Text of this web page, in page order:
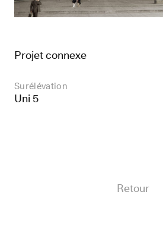
Projet connexe
Surélévation
Uni 5
Retour